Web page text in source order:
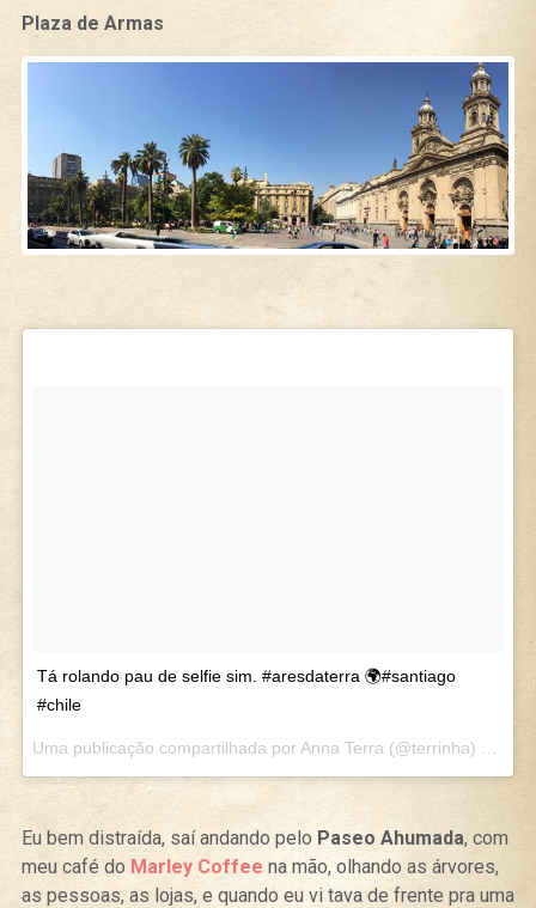
Plaza de Armas
Tá rolando pau de selfie sim. #aresdaterra 🌍#santiago
#chile
Eu bem distraída, saí andando pelo Paseo Ahumada, com
meu café do Marley Coffee na mão, olhando as árvores,
as pessoas, as lojas, e quando eu vi tava de frente pra uma